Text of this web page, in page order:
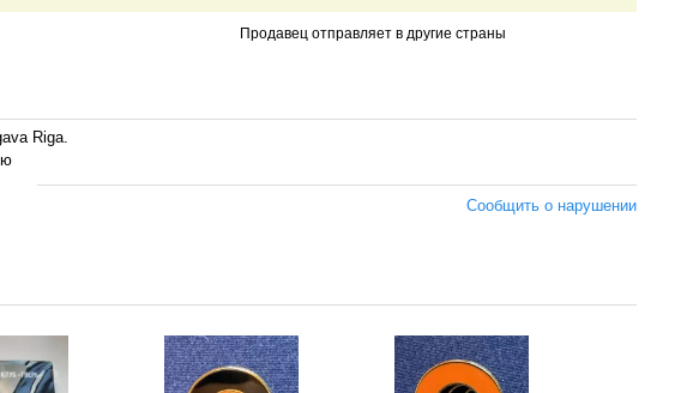
Продавец отправляет в другие страны
Riga.
Сообщить о нарушении